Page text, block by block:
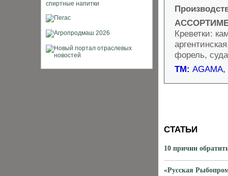
Креветки:
форель,
ТМ:
СТАТЬИ
10 причин
«Русская